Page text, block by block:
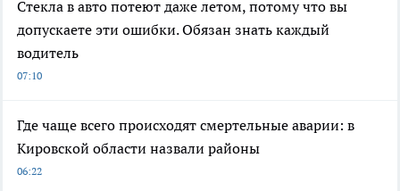
Стекла в авто потеют даже летом, потому что вы
допускаете эти ошибки. Обязан знать каждый
водитель
07:10
Где чаще всего происходят смертельные аварии: в
Кировской области назвали районы
06:22